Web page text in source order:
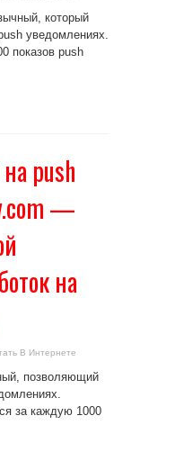
который
уведомлениях.
показов push
push
—
на
В Интернете
позволяющий
за каждую 1000